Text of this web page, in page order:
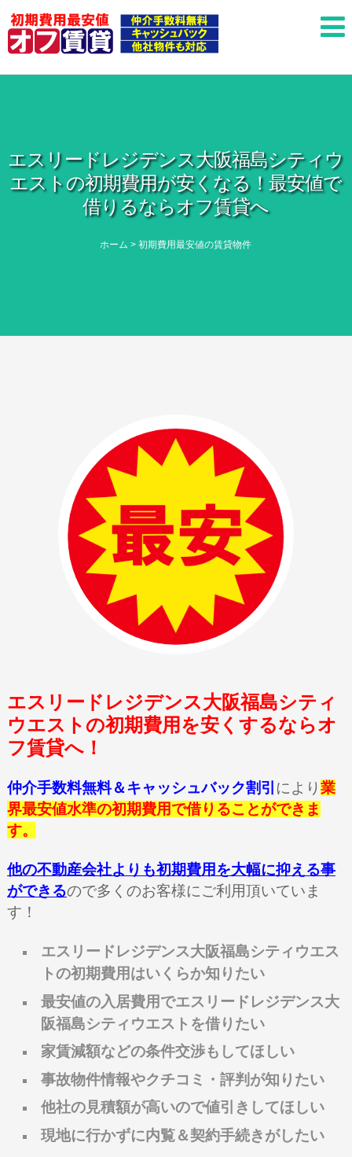
エスリードレジデンス大阪福島シティウ
エストの初期費用が安くなる！最安値で
借りるならオフ賃貸へ
ホーム >初期費用最安値の賃貸物件
エスリードレジデンス大阪福島シティ
ウエストの初期費用を安くするならオ
フ賃貸へ！
仲介手数料無料＆キャッシュバック割引 により 業
界最安値水準の初期費用で借りることができま
す。
他の不動産会社よりも初期費用を大幅に抑える事
ができるので多くのお客様にご利用頂いていま
す！
エスリードレジデンス大阪福島シティウエス
トの初期費用はいくらか知りたい
最安値の入居費用でエスリードレジデンス大
阪福島シティウエストを借りたい
家賃減額などの条件交渉もしてほしい
事故物件情報やクチコミ・評判が知りたい
他社の見積額が高いので値引きしてほしい
現地に行かずに内覧＆契約手続きがしたい